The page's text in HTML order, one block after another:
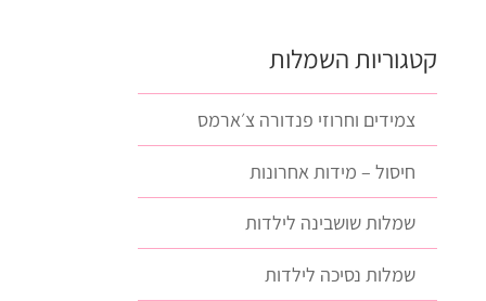
קטגוריות השמלות
צמידים וחרוזי פנדורה צ׳ארמס
חיסול – מידות אחרונות
שמלות שושבינה לילדות
שמלות נסיכה לילדות